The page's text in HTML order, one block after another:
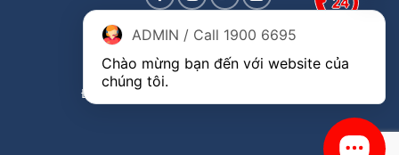
Đại lý phòng vé hãng China Eastern Airlines
ADMIN / Call 1900 6695
Chào mừng bạn đến với website của
chúng tôi.